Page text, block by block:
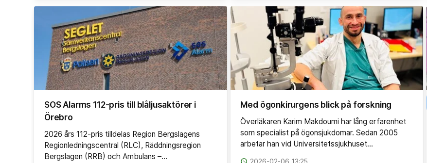
SOS Alarms 112-pris till blåljusaktörer i
Örebro
2026 års 112-pris tilldelas Region Bergslagens
Regionledningscentral (RLC), Räddningsregion
Bergslagen (RRB) och Ambulans –…
Med ögonkirurgens blick på forskning
Överläkaren Karim Makdoumi har lång erfarenhet
som specialist på ögonsjukdomar. Sedan 2005
arbetar han vid Universitetssjukhuset…
access_time 2026-02-06 13:25